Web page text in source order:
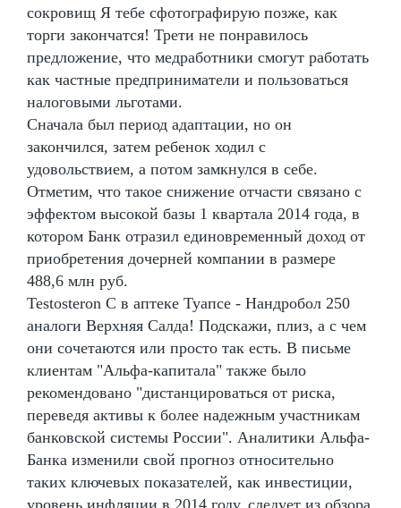
сокровищ Я тебе сфотографирую позже, как
торги закончатся! Трети не понравилось
предложение, что медработники смогут работать
как частные предприниматели и пользоваться
налоговыми льготами.
Сначала был период адаптации, но он
закончился, затем ребенок ходил с
удовольствием, а потом замкнулся в себе.
Отметим, что такое снижение отчасти связано с
эффектом высокой базы 1 квартала 2014 года, в
котором Банк отразил единовременный доход от
приобретения дочерней компании в размере
488,6 млн руб.
Testosteron C в аптеке Туапсе - Нандробол 250
аналоги Верхняя Салда! Подскажи, плиз, а с чем
они сочетаются или просто так есть. В письме
клиентам "Альфа-капитала" также было
рекомендовано "дистанцироваться от риска,
переведя активы к более надежным участникам
банковской системы России". Аналитики Альфа-
Банка изменили свой прогноз относительно
таких ключевых показателей, как инвестиции,
уровень инфляции в 2014 году, следует из обзора